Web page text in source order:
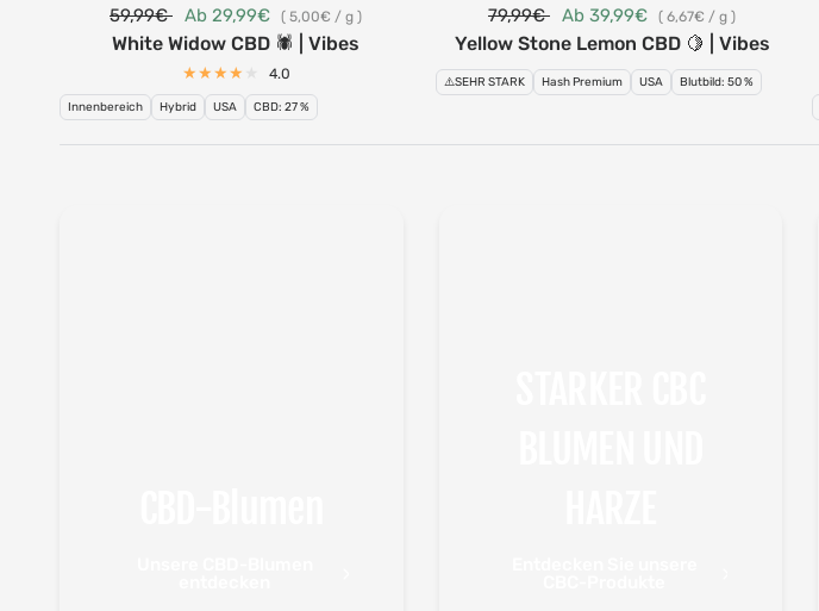
59,99€ Ab 29,99€ 5,00€ / g
White Widow CBD 🕷️ | Vibes
4.0
Innenbereich Hybrid USA CBD: 27 %
79,99€ Ab 39,99€ 6,67€ / g
Yellow Stone Lemon CBD 🍋 | Vibes
⚠️SEHR STARK Hash Premium USA Blutbild: 50 %